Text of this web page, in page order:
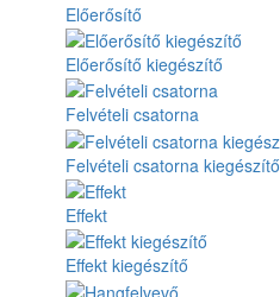
Előerősítő
Előerősítő kiegészítő
Felvételi csatorna
Felvételi csatorna kiegészítő
Effekt
Effekt kiegészítő